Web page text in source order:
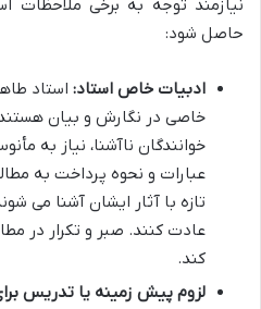
نیازمند توجه به برخی ملاحظات
حاصل شود:
ادبیات خاص استاد: استاد
خاصی در نگارش و بیان
خوانندگان ناآشنا، نیاز به
عبارات و نحوه پرداخت به
تازه با آثار ایشان آشنا می
عادت کنند. صبر و تکرار در
کند.
لزوم پیش زمینه یا تدریس